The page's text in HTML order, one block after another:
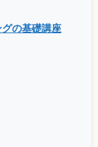
の基礎講座